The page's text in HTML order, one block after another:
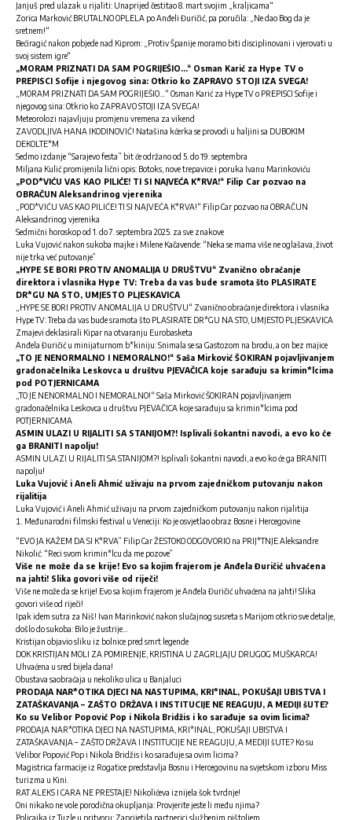
Janjuš pred ulazak u rijaliti: Unaprijed čestitao 8. mart svojim „kraljicama“
Zorica Marković BRUTALNO OPLELA po Anđeli Đuričić, pa poručila: „Ne dao Bog da je
sretnem!“
Bećiragić nakon pobjede nad Kiprom: „Protiv Španije moramo biti disciplinovani i vjerovati u
svoj sistem igre“
„MORAM PRIZNATI DA SAM POGRIJEŠIO…“ Osman Karić za Hype TV o
PREPISCI Sofije i njegovog sina: Otkrio ko ZAPRAVO STOJI IZA SVEGA!
„MORAM PRIZNATI DA SAM POGRIJEŠIO…“ Osman Karić za Hype TV o PREPISCI Sofije i
njegovog sina: Otkrio ko ZAPRAVO STOJI IZA SVEGA!
Meteorolozi najavljuju promjenu vremena za vikend
ZAVODLJIVA HANA IKODINOVIĆ! Natašina kćerka se provodi u haljini sa DUBOKIM
DEKOLTE*M
Sedmo izdanje “Sarajevo festa” bit će održano od 5. do 19. septembra
Miljana Kulić promijenila lični opis: Botoks, nove trepavice i poruka Ivanu Marinkoviću
„POD*VIĆU VAS KAO PILIĆE! TI SI NAJVEĆA K*RVA!“ Filip Car pozvao na
OBRAČUN Aleksandrinog vjerenika
„POD*VIĆU VAS KAO PILIĆE! TI SI NAJVEĆA K*RVA!“ Filip Car pozvao na OBRAČUN
Aleksandrinog vjerenika
Sedmični horoskop od 1. do 7. septembra 2025. za sve znakove
Luka Vujović nakon sukoba majke i Milene Kačavende: “Neka se mama više ne oglašava, život
nije trka već putovanje”
„HYPE SE BORI PROTIV ANOMALIJA U DRUŠTVU“ Zvanično obraćanje
direktora i vlasnika Hype TV: Treba da vas bude sramota što PLASIRATE
DR*GU NA STO, UMJESTO PLJESKAVICA
„HYPE SE BORI PROTIV ANOMALIJA U DRUŠTVU“ Zvanično obraćanje direktora i vlasnika
Hype TV: Treba da vas bude sramota što PLASIRATE DR*GU NA STO, UMJESTO PLJESKAVICA
Zmajevi deklasirali Kipar na otvaranju Eurobasketa
Anđela Đuričić u minijaturnom b*kiniju: Snimala se sa Gastozom na brodu, a on bez majice
„TO JE NENORMALNO I NEMORALNO!“ Saša Mirković ŠOKIRAN pojavljivanjem
gradonačelnika Leskovca u društvu PJEVAČICA koje sarađuju sa krimin*lcima
pod POTJERNICAMA
„TO JE NENORMALNO I NEMORALNO!“ Saša Mirković ŠOKIRAN pojavljivanjem
gradonačelnika Leskovca u društvu PJEVAČICA koje sarađuju sa krimin*lcima pod
POTJERNICAMA
ASMIN ULAZI U RIJALITI SA STANIJOM?! Isplivali šokantni navodi, a evo ko će
ga BRANITI napolju!
ASMIN ULAZI U RIJALITI SA STANIJOM?! Isplivali šokantni navodi, a evo ko će ga BRANITI
napolju!
Luka Vujović i Aneli Ahmić uživaju na prvom zajedničkom putovanju nakon
rijalitija
Luka Vujović i Aneli Ahmić uživaju na prvom zajedničkom putovanju nakon rijalitija
Međunarodni filmski festival u Veneciji: Ko je osvjetlao obraz Bosne i Hercegovine
“EVO JA KAŽEM DA SI K*RVA” Filip Car ŽESTOKO ODGOVORIO na PRIJ*TNJE Aleksandre
Nikolić: “Reci svom krimin*lcu da me pozove”
Više ne može da se krije! Evo sa kojim frajerom je Anđela Đuričić uhvaćena
na jahti! Slika govori više od riječi!
Više ne može da se krije! Evo sa kojim frajerom je Anđela Đuričić uhvaćena na jahti! Slika
govori više od riječi!
Ipak idem sutra za Niš! Ivan Marinković nakon slučajnog susreta s Marijom otkrio sve detalje,
došlo do sukoba: Bilo je žustrije…
Kristijan objavio sliku iz bolnice pred smrt legende
DOK KRISTIJAN MOLI ZA POMIRENJE, KRISTINA U ZAGRLJAJU DRUGOG MUŠKARCA!
Uhvaćena u sred bijela dana!
Obustava saobraćaja u nekoliko ulica u Banjaluci
PRODAJA NAR*OTIKA DJECI NA NASTUPIMA, KRI*INAL, POKUŠAJI UBISTVA I
ZATAŠKAVANJA – ZAŠTO DRŽAVA I INSTITUCIJE NE REAGUJU, A MEDIJI šUTE?
Ko su Velibor Popović Pop i Nikola Bridžis i ko sarađuje sa ovim licima?
PRODAJA NAR*OTIKA DJECI NA NASTUPIMA, KRI*INAL, POKUŠAJI UBISTVA I
ZATAŠKAVANJA – ZAŠTO DRŽAVA I INSTITUCIJE NE REAGUJU, A MEDIJI šUTE? Ko su
Velibor Popović Pop i Nikola Bridžis i ko sarađuje sa ovim licima?
Magistrica farmacije iz Rogatice predstavlja Bosnu i Hercegovinu na svjetskom izboru Miss
turizma u Kini.
RAT ALEKS I CARA NE PRESTAJE! Nikolićeva iznijela šok tvrdnje!
Oni nikako ne vole porodična okupljanja: Provjerite jeste li među njima?
Policajka iz Tuzle u pritvoru: Zaprijetila partnerici službenim pištoljem